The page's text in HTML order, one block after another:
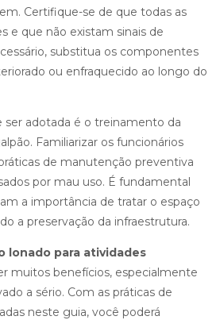
Certifique-se de que todas as
e que não existam sinais de
substitua os componentes
ou enfraquecido ao longo do
ser adotada é o treinamento da
Familiarizar os funcionários
de manutenção preventiva
por mau uso. É fundamental
a importância de tratar o espaço
a preservação da infraestrutura.
lonado para atividades
muitos benefícios, especialmente
a sério. Com as práticas de
neste guia, você poderá